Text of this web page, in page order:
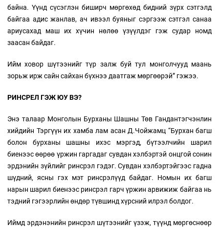
байна. Үүнд сүсэглэн биширч мөргөхөд бидний зүрх сэтгэлд
байгаа адис жанлав, ач ивээл буяныг сэргээж сэтгэл санаа
ариусахад маш их хүчин нөлөө үзүүлдэг гэж судар номд
заасан байдаг.
Ийм ховор шүтээнийг түр залж буй тул монголчууд маань
зорьж ирж сайн сайхан бүхнээ даатгаж мөргөөрэй” гэжээ.
РИНСРЕЛ ГЭЖ ЮУ ВЭ?
Энэ талаар Монголын Бурханы Шашны Төв Гандантэгчэнлин
хийдийн Тэргүүн их хамба лам асан Д.Чойжамц “Бурхан багш
болон бурханы шашны ихэс мэргэд, бүтээлчийн шарил
биенээс өөрөө үржин гаргадаг сувдан хэлбэртэй онцгой сонин
эрдэнийн зүйлийг ринсрэл гэдэг. Сувдан хэлбэртэйгээс гадна
шүдний, ясны гэх мэт ринсрэлүүд байдаг. Номын их багш
нарын шарил биенээс ринсрэл гарч үржин арвижиж байгаа нь
тэдний гэгээрлийн өндөр түвшинд хүрсний илрэл болдог.
Иймд эрдэнэнийн ринсрэл шүтээнийг үзэж, түүнд мөргөснөөр